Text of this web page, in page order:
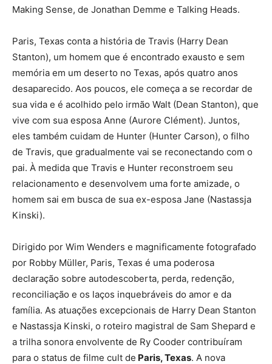
Making Sense, de Jonathan Demme e Talking Heads.
Paris, Texas conta a história de Travis (Harry Dean
Stanton), um homem que é encontrado exausto e sem
memória em um deserto no Texas, após quatro anos
desaparecido. Aos poucos, ele começa a se recordar de
sua vida e é acolhido pelo irmão Walt (Dean Stanton), que
vive com sua esposa Anne (Aurore Clément). Juntos,
eles também cuidam de Hunter (Hunter Carson), o filho
de Travis, que gradualmente vai se reconectando com o
pai. À medida que Travis e Hunter reconstroem seu
relacionamento e desenvolvem uma forte amizade, o
homem sai em busca de sua ex-esposa Jane (Nastassja
Kinski).
Dirigido por Wim Wenders e magnificamente fotografado
por Robby Müller, Paris, Texas é uma poderosa
declaração sobre autodescoberta, perda, redenção,
reconciliação e os laços inquebráveis do amor e da
família. As atuações excepcionais de Harry Dean Stanton
e Nastassja Kinski, o roteiro magistral de Sam Shepard e
a trilha sonora envolvente de Ry Cooder contribuíram
para o status de filme cult de Paris, Texas. A nova